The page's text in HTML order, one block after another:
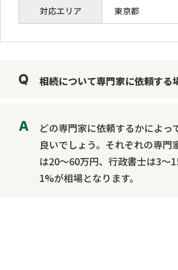
対応エリア 東京都
相続について専門家に依頼する
どの専門家に依頼するかによ
良いでしょう。それぞれの専
は20～60万円、行政書士は3～
1%が相場となります。